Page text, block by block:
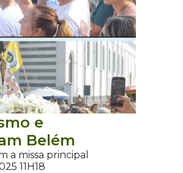
e
Belém
a missa principal
11H18